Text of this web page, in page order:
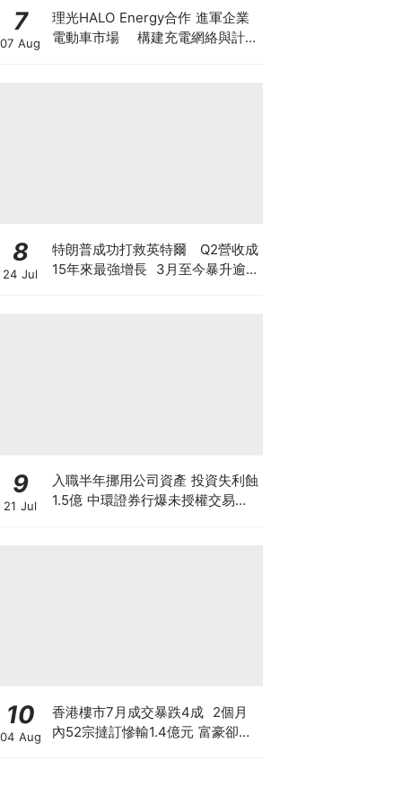
7
07 Aug
理光HALO Energy合作 進軍企業
電動車市場 構建充電網絡與計費
8
24 Jul
特朗普成功打救英特爾 Q2營收成
15年來最強增長 3月至今暴升逾2
9
21 Jul
入職半年挪用公司資產 投資失利蝕
1.5億 中環證券行爆未授權交易風
10
04 Aug
香港樓市7月成交暴跌4成 2個月
內52宗撻訂慘輸1.4億元 富豪卻擲